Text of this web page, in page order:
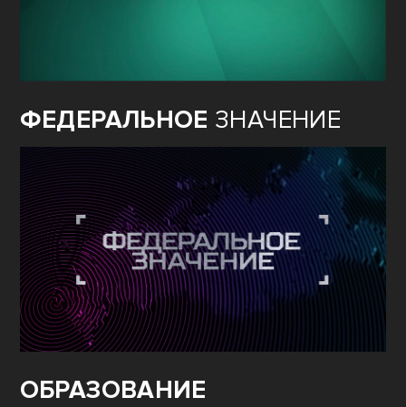
ФЕДЕРАЛЬНОЕ ЗНАЧЕНИЕ
ОБРАЗОВАНИЕ